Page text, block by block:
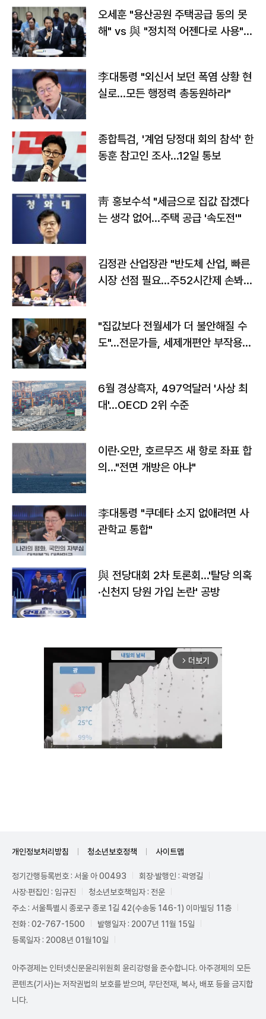
오세훈 "용산공원 주택공급 동의 못
해" vs 與 "정치적 어젠다로 사용"
李대통령 "외신서 보던 폭염 상황 현
실로…모든 행정력 총동원하라"
종합특검, '계엄 당정대 회의 참석' 한
동훈 참고인 조사...12일 통보
靑 홍보수석 "세금으로 집값 잡겠다
는 생각 없어…주택 공급 '속도전'"
김정관 산업장관 "반도체 산업, 빠른
시장 선점 필요…주52시간제 손봐
"집값보다 전월세가 더 불안해질 수
도"…전문가들, 세제개편안 부작용
6월 경상흑자, 497억달러 '사상 최
대'…OECD 2위 수준
이란·오만, 호르무즈 새 항로 좌표 합
의…"전면 개방은 아냐"
李대통령 "쿠데타 소지 없애려면 사
관학교 통합"
與 전당대회 2차 토론회…'탈당 의혹
·신천지 당원 가입 논란' 공방
arrow_forward_ios 더보기
개인정보처리방침 청소년보호정책 사이트맵
정기간행등록번호 : 서울 아 00493
회장·발행인 : 곽영길
사장·편집인 : 임규진
청소년보호책임자 : 전운
주소 : 서울특별시 종로구 종로 1길 42(수송동 146-1) 이마빌딩 11층
전화 : 02-767-1500
발행일자 : 2007년 11월 15일
등록일자 : 2008년 01월10일
아주경제는 인터넷신문윤리위원회 윤리강령을 준수합니다. 아주경제의 모든
콘텐츠(기사)는 저작권법의 보호를 받으며, 무단전재, 복사, 배포 등을 금지합
니다.